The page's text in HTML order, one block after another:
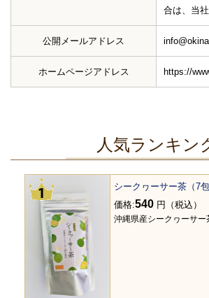
合は、当
公開メールアドレス
ホームページアドレス https://
人気ランキン
シークヮーサー茶（7包
価格:540 円（税込）
沖縄県産シークヮーサー